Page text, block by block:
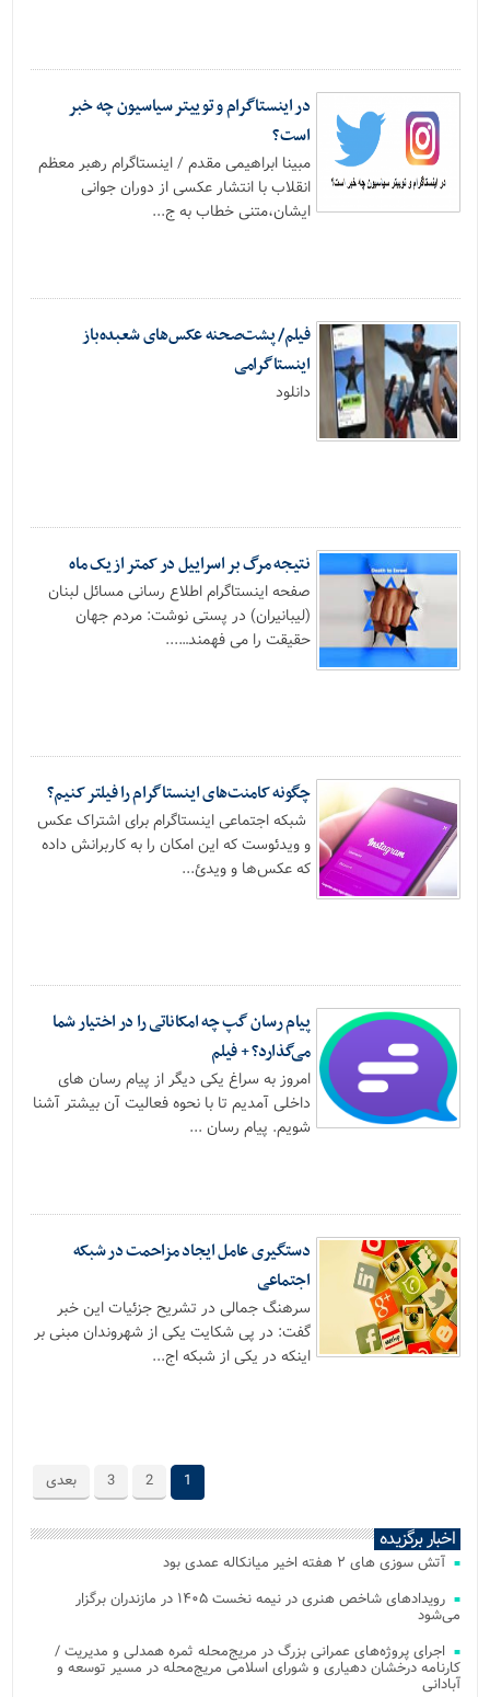
در اینستاگرام و توییتر سیاسیون چه خبر
است؟
مبینا ابراهیمی مقدم / اینستاگرام رهبر معظم
انقلاب با انتشار عکسی از دوران جوانی
ایشان،متنی خطاب به ج...
فیلم/ پشت‌صحنه عکس‌های شعبده‌باز
اینستاگرامی
دانلود
نتیجه مرگ بر اسراییل در کمتر از یک ماه
صفحه اینستاگرام اطلاع رسانی مسائل لبنان
(لیبانیران) در پستی نوشت: مردم جهان
حقیقت را می فهمند…...
چگونه کامنت‌های اینستاگرام را فیلتر کنیم؟
شبکه اجتماعی اینستاگرام برای اشتراک عکس
و ویدئوست که این امکان را به کاربرانش داده
که عکس‌ها و ویدئ...
پیام رسان گپ چه امکاناتی را در اختیار شما
می‌گذارد؟ + فیلم
امروز به سراغ یکی دیگر از پیام رسان های
داخلی آمدیم تا با نحوه فعالیت آن بیشتر آشنا
شویم. پیام رسان ...
دستگیری عامل ایجاد مزاحمت در شبکه
اجتماعی
سرهنگ جمالی در تشریح جزئیات این خبر
گفت: در پی شکایت یکی از شهروندان مبنی بر
اینکه در یکی از شبکه اج...
1
2
3 بعدی
اخبار برگزیده
آتش‌ سوزی‌ های ۲ هفته اخیر میانکاله عمدی بود
رویدادهای شاخص هنری در نیمه نخست ۱۴۰۵ در مازندران برگزار
می‌شود
اجرای پروژه‌های عمرانی بزرگ در مریج‌محله ثمره همدلی و مدیریت /
کارنامه درخشان دهیاری و شورای اسلامی مریج‌محله در مسیر توسعه و
آبادانی